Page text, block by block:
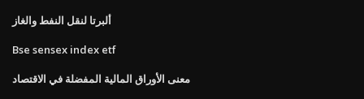
ألبرتا لنقل النفط والغاز
Bse sensex index etf
معنى الأوراق المالية المفضلة في الاقتصاد